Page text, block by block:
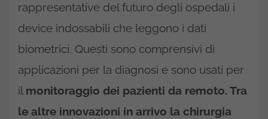
rappresentative del futuro degli ospedali i
device indossabili che leggono i dati
biometrici. Questi sono comprensivi di
applicazioni per la diagnosi e sono usati per
il monitoraggio dei pazienti da remoto. Tra
le altre innovazioni in arrivo la chirurgia